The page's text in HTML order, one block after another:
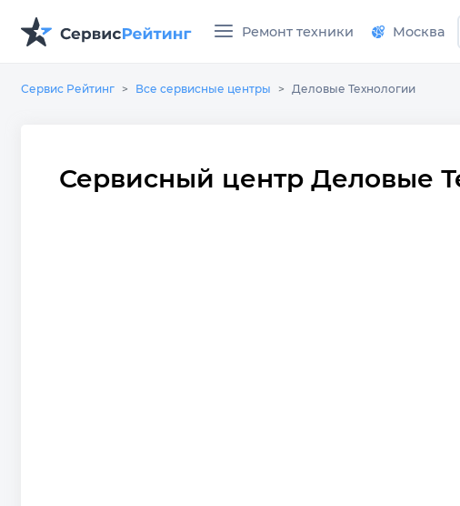
Ремонт техники Москва
Сервис Рейтинг Все сервисные центры Деловые Технологии
Сервисный центр Деловые